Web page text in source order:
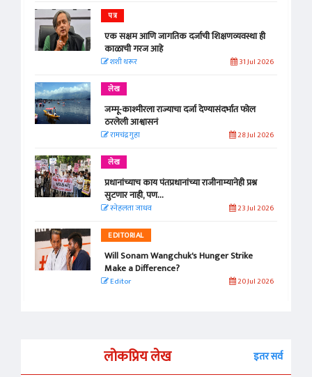
पत्र
एक सक्षम आणि जागतिक दर्जाची शिक्षणव्यवस्था ही
काळाची गरज आहे
शशी थरूर 31 Jul 2026
लेख
जम्मू-काश्मीरला राज्याचा दर्जा देण्यासंदर्भात फोल
ठरलेली आश्वासनं
रामचंद्र गुहा 28 Jul 2026
लेख
प्रधानांच्याच काय पंतप्रधानांच्या राजीनाम्यानेही प्रश्न
सुटणार नाही, पण...
स्नेहलता जाधव 23 Jul 2026
EDITORIAL
Will Sonam Wangchuk's Hunger Strike
Make a Difference?
Editor 20 Jul 2026
लोकप्रिय लेख इतर सर्व